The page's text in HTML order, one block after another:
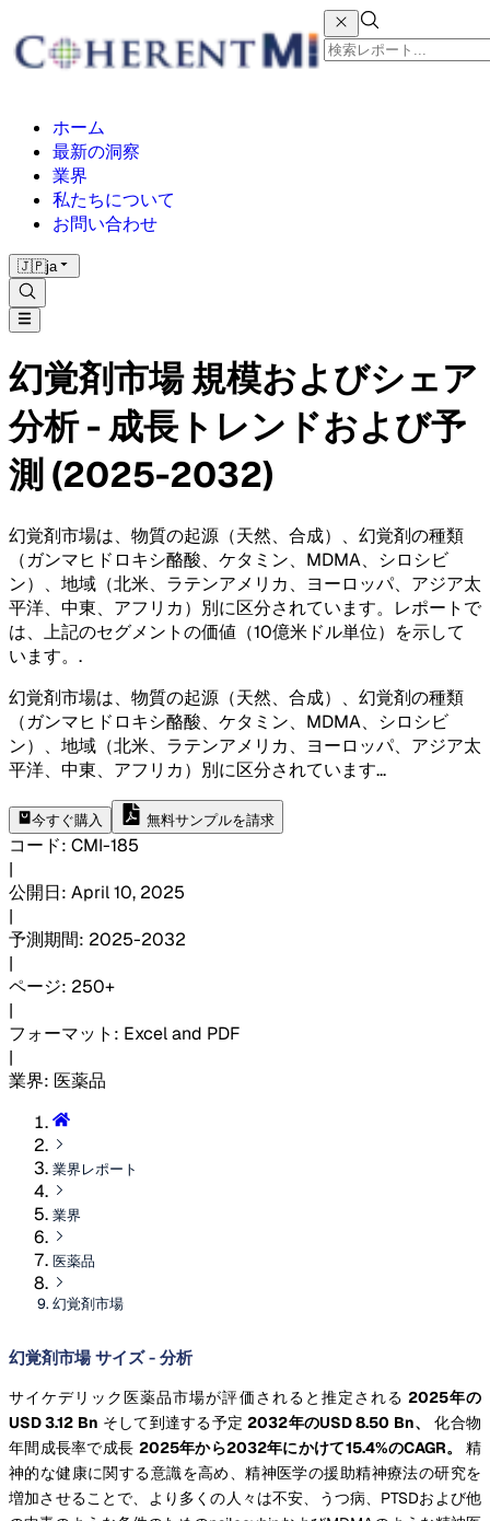
ホーム
最新の洞察
業界
私たちについて
お問い合わせ
🇯🇵ja
幻覚剤市場 規模およびシェア
分析 - 成長トレンドおよび予
測 (2025-2032)
幻覚剤市場は、物質の起源（天然、合成）、幻覚剤の種類
（ガンマヒドロキシ酪酸、ケタミン、MDMA、シロシビ
ン）、地域（北米、ラテンアメリカ、ヨーロッパ、アジア太
平洋、中東、アフリカ）別に区分されています。レポートで
は、上記のセグメントの価値（10億米ドル単位）を示して
います。 .
幻覚剤市場は、物質の起源（天然、合成）、幻覚剤の種類
（ガンマヒドロキシ酪酸、ケタミン、MDMA、シロシビ
ン）、地域（北米、ラテンアメリカ、ヨーロッパ、アジア太
平洋、中東、アフリカ）別に区分されています...
今すぐ購入 無料サンプルを請求
コード: CMI-185
|
公開日: April 10, 2025
|
予測期間: 2025-2032
|
ページ: 250+
|
フォーマット : Excel and PDF
|
業界: 医薬品
業界レポート
業界
医薬品
幻覚剤市場
幻覚剤市場 サイズ - 分析
サイケデリック医薬品市場が評価されると推定される 2025年の
USD 3.12 Bn そして到達する予定2032年のUSD 8.50 Bn、
化合物
年間成長率で成長 2025年から2032年にかけて15.4%のCAGR。 精
神的な健康に関する意識を高め、精神医学の援助精神療法の研究を
増加させることで、より多くの人々は不安、うつ病、PTSDおよび他